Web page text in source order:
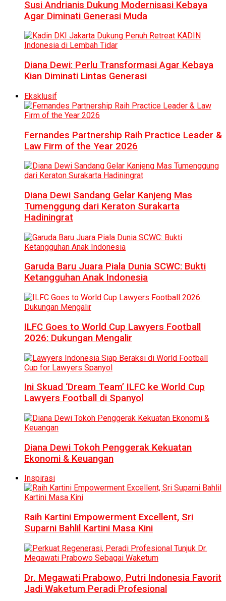
Susi Andrianis Dukung Modernisasi Kebaya
Agar Diminati Generasi Muda
Diana Dewi: Perlu Transformasi Agar Kebaya
Kian Diminati Lintas Generasi
Eksklusif
Fernandes Partnership Raih Practice Leader &
Law Firm of the Year 2026
Diana Dewi Sandang Gelar Kanjeng Mas
Tumenggung dari Keraton Surakarta
Hadiningrat
Garuda Baru Juara Piala Dunia SCWC: Bukti
Ketangguhan Anak Indonesia
ILFC Goes to World Cup Lawyers Football
2026: Dukungan Mengalir
Ini Skuad ‘Dream Team’ ILFC ke World Cup
Lawyers Football di Spanyol
Diana Dewi Tokoh Penggerak Kekuatan
Ekonomi & Keuangan
Inspirasi
Raih Kartini Empowerment Excellent, Sri
Suparni Bahlil Kartini Masa Kini
Dr. Megawati Prabowo, Putri Indonesia Favorit
Jadi Waketum Peradi Profesional